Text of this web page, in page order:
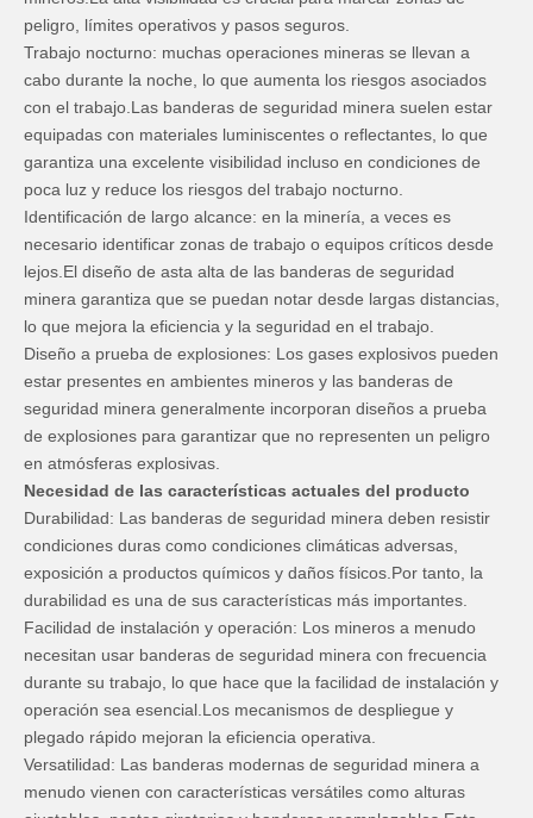
peligro, límites operativos y pasos seguros.
Trabajo nocturno: muchas operaciones mineras se llevan a
cabo durante la noche, lo que aumenta los riesgos asociados
con el trabajo.Las banderas de seguridad minera suelen estar
equipadas con materiales luminiscentes o reflectantes, lo que
garantiza una excelente visibilidad incluso en condiciones de
poca luz y reduce los riesgos del trabajo nocturno.
Identificación de largo alcance: en la minería, a veces es
necesario identificar zonas de trabajo o equipos críticos desde
lejos.El diseño de asta alta de las banderas de seguridad
minera garantiza que se puedan notar desde largas distancias,
lo que mejora la eficiencia y la seguridad en el trabajo.
Diseño a prueba de explosiones: Los gases explosivos pueden
estar presentes en ambientes mineros y las banderas de
seguridad minera generalmente incorporan diseños a prueba
de explosiones para garantizar que no representen un peligro
en atmósferas explosivas.
Necesidad de las características actuales del producto
Durabilidad: Las banderas de seguridad minera deben resistir
condiciones duras como condiciones climáticas adversas,
exposición a productos químicos y daños físicos.Por tanto, la
durabilidad es una de sus características más importantes.
Facilidad de instalación y operación: Los mineros a menudo
necesitan usar banderas de seguridad minera con frecuencia
durante su trabajo, lo que hace que la facilidad de instalación y
operación sea esencial.Los mecanismos de despliegue y
plegado rápido mejoran la eficiencia operativa.
Versatilidad: Las banderas modernas de seguridad minera a
menudo vienen con características versátiles como alturas